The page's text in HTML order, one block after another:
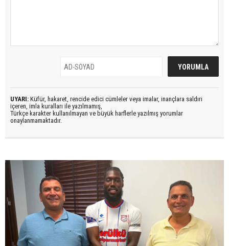
UYARI: Küfür, hakaret, rencide edici cümleler veya imalar, inançlara saldırı
içeren, imla kuralları ile yazılmamış,
Türkçe karakter kullanılmayan ve büyük harflerle yazılmış yorumlar
onaylanmamaktadır.